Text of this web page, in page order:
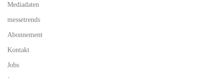
Mediadaten
messetrends
Abonnement
Kontakt
Jobs